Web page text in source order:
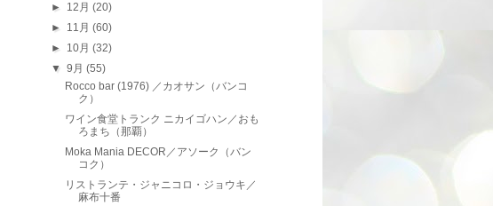
► 12月(20)
► 11月(60)
► 10月(32)
▼9月(55)
Rocco bar (1976) ／カオサン（バンコ
ク）
ワイン食堂トランク ニカイゴハン／おも
ろまち（那覇）
Moka Mania DECOR／アソーク（バン
コク）
リストランテ・ジャニコロ・ジョウキ／
麻布十番